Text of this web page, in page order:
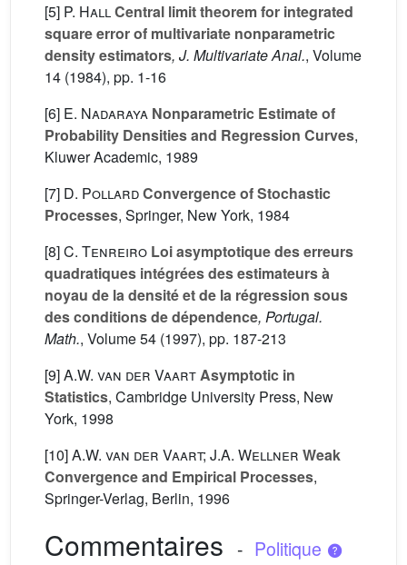
[5] P. HallCentral limit theorem for integrated
square error of multivariate nonparametric
density estimators, J. Multivariate Anal., Volume
14 (1984), pp. 1-16
[6] E. Nadaraya Nonparametric Estimate of
Probability Densities and Regression Curves,
Kluwer Academic, 1989
[7] D. PollardConvergence of Stochastic
Processes, Springer, New York, 1984
[8]C. Tenreiro Loi asymptotique des erreurs
quadratiques intégrées des estimateurs à
noyau de la densité et de la régression sous
des conditions de dépendence, Portugal.
Math., Volume 54 (1997), pp. 187-213
[9]A.W. van der VaartAsymptotic in
Statistics, Cambridge University Press, New
York, 1998
[10]A.W. van der Vaart; J.A. Wellner Weak
Convergence and Empirical Processes,
Springer-Verlag, Berlin, 1996
Commentaires - Politique